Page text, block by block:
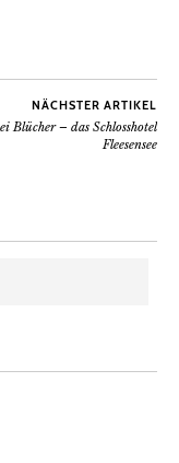
NÄCHSTER ARTIKEL
Blücher – das Schlosshotel
Fleesensee